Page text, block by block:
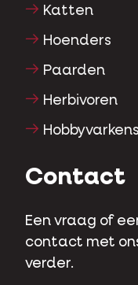
Katten
Hoenders
Paarden
Herbivoren
Hobbyvarkens
Contact
Een vraag of
contact met
verder.